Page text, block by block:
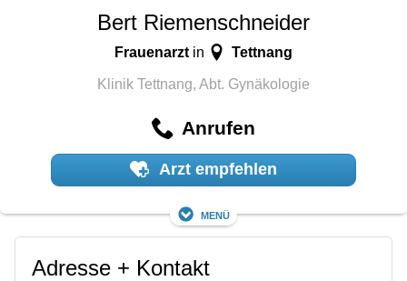
Bert Riemenschneider
Frauenarzt in Tettnang
Klinik Tettnang, Abt. Gynäkologie
Anrufen
Arzt empfehlen
Menü
Adresse + Kontakt